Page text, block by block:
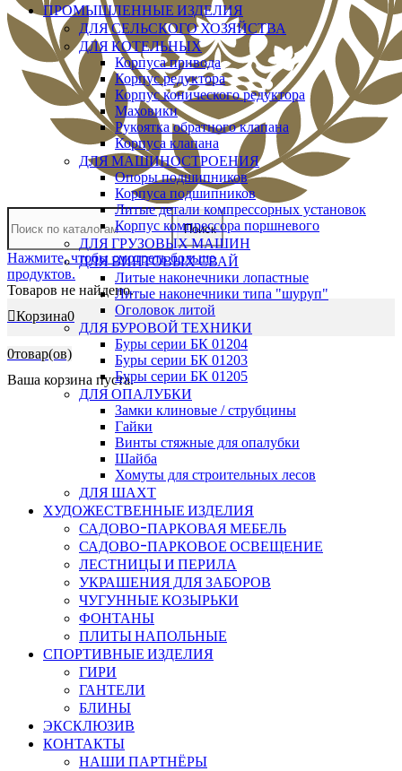
Поиск
Нажмите, чтобы смотреть больше
продуктов.
Товаров не найдено.
Корзина0
0товар(ов)
Ваша корзина пуста.
ПРОМЫШЛЕННЫЕ ИЗДЕЛИЯ
ДЛЯ СЕЛЬСКОГО ХОЗЯЙСТВА
ДЛЯ КОТЕЛЬНЫХ
Корпуса привода
Корпус редуктора
Корпус конического редуктора
Маховики
Рукоятка обратного клапана
Корпуса клапана
ДЛЯ МАШИНОСТРОЕНИЯ
Опоры подшипников
Корпуса подшипников
Литые детали компрессорных установок
Корпус компрессора поршневого
ДЛЯ ГРУЗОВЫХ МАШИН
ДЛЯ ВИНТОВЫХ СВАЙ
Литые наконечники лопастные
Литые наконечники типа "шуруп"
Оголовок литой
ДЛЯ БУРОВОЙ ТЕХНИКИ
Буры серии БК 01204
Буры серии БК 01203
Буры серии БК 01205
ДЛЯ ОПАЛУБКИ
Замки клиновые / струбцины
Гайки
Винты стяжные для опалубки
Шайба
Хомуты для строительных лесов
ДЛЯ ШАХТ
ХУДОЖЕСТВЕННЫЕ ИЗДЕЛИЯ
САДОВО-ПАРКОВАЯ МЕБЕЛЬ
САДОВО-ПАРКОВОЕ ОСВЕЩЕНИЕ
ЛЕСТНИЦЫ И ПЕРИЛА
УКРАШЕНИЯ ДЛЯ ЗАБОРОВ
ЧУГУННЫЕ КОЗЫРЬКИ
ФОНТАНЫ
ПЛИТЫ НАПОЛЬНЫЕ
СПОРТИВНЫЕ ИЗДЕЛИЯ
ГИРИ
ГАНТЕЛИ
БЛИНЫ
ЭКСКЛЮЗИВ
КОНТАКТЫ
НАШИ ПАРТНЁРЫ